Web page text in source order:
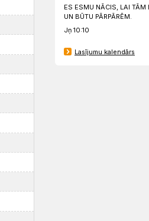
ES ESMU NĀCIS, LAI TĀM
UN BŪTU PĀRPĀRĒM.
Jņ 10:10
Lasījumu kalendārs